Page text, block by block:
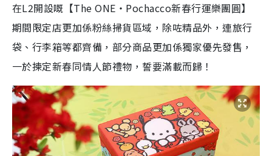
在L2開設嘅【The ONE ‧ Pochacco新春行運樂團圓】
期間限定店更加係粉絲掃貨區域，除咗精品外，連旅行
袋、行李箱等都齊備，部分商品更加係獨家優先發售，
一於揀定新春同情人節禮物，誓要滿載而歸！